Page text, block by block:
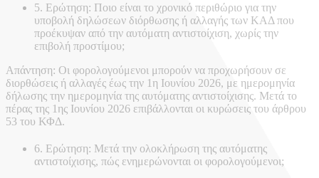
5. Ερώτηση: Ποιο είναι το χρονικό περιθώριο για την
υποβολή δηλώσεων διόρθωσης ή αλλαγής των ΚΑΔ που
προέκυψαν από την αυτόματη αντιστοίχιση, χωρίς την
επιβολή προστίμου;
Απάντηση: Οι φορολογούμενοι μπορούν να προχωρήσουν σε
διορθώσεις ή αλλαγές έως την 1η Ιουνίου 2026, με ημερομηνία
δήλωσης την ημερομηνία της αυτόματης αντιστοίχισης. Μετά το
πέρας της 1ης Ιουνίου 2026 επιβάλλονται οι κυρώσεις του άρθρου
53 του ΚΦΔ.
6. Ερώτηση: Μετά την ολοκλήρωση της αυτόματης
αντιστοίχισης, πώς ενημερώνονται οι φορολογούμενοι;